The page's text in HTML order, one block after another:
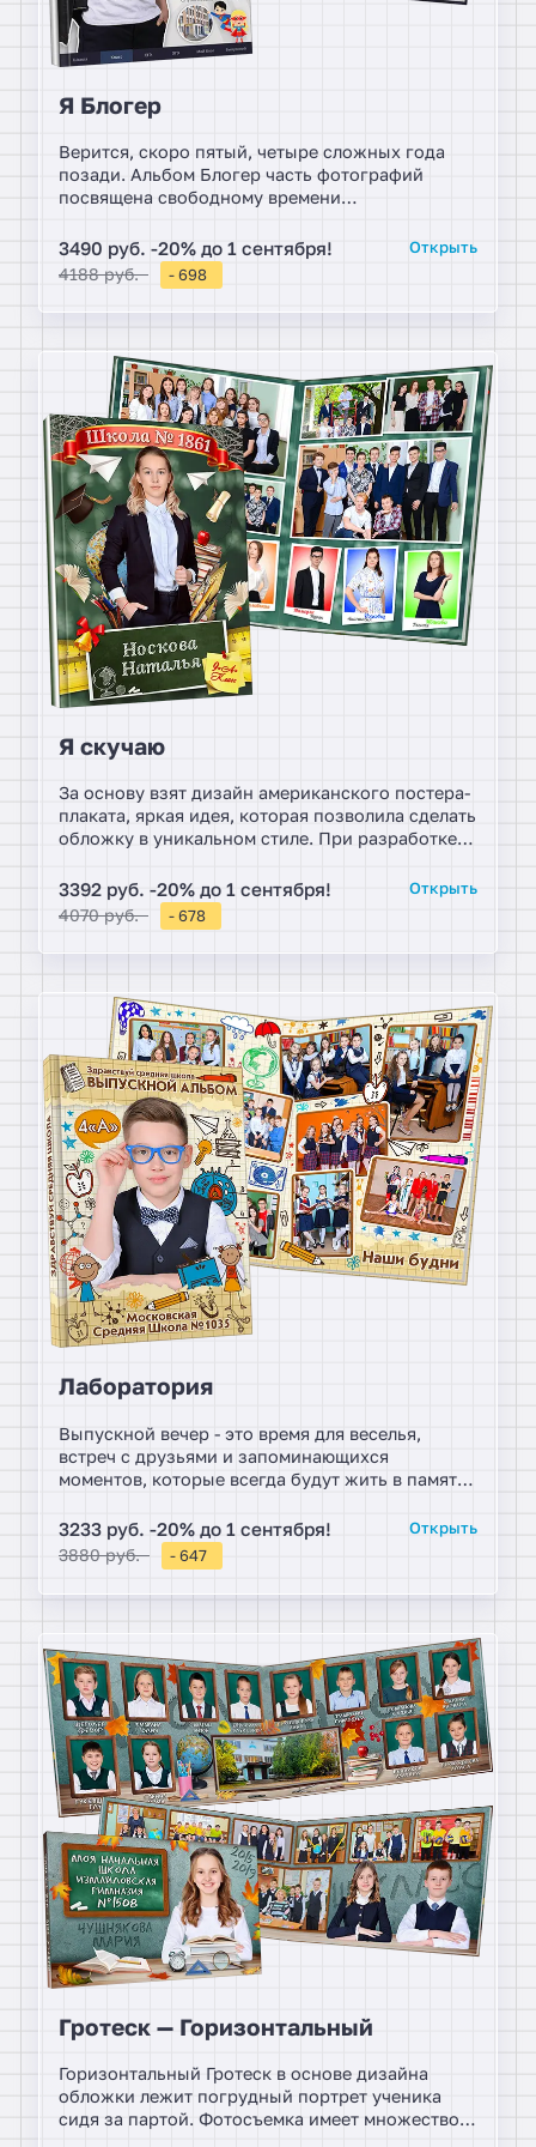
Я Блогер
Верится, скоро пятый, четыре сложных года
позади. Альбом Блогер часть фотографий
посвящена свободному времени
фотографируются для своего альбома в родной
форме. Дома место на стуле, где стоит
свидетельство здоровья, каждый день и
каждый час.
3490 руб. -20% до 1 сентября!
4188 руб. - 698
Открыть
Я скучаю
За основу взят дизайн американского постера-
плаката, яркая идея, которая позволила сделать
обложку в уникальном стиле. При разработке
Портретируемые держат в руках предметы
своего хобби. Яркий, свежий, добрый.
3392 руб. -20% до 1 сентября!
4070 руб. - 678
Открыть
Лаборатория
Выпускной вечер - это время для веселья,
встреч с друзьями и запоминающихся
моментов, которые всегда будут жить в памяти.
программы.
3233 руб. -20% до 1 сентября!
3880 руб. - 647
Открыть
Гротеск — Горизонтальный
Горизонтальный Гротеск в основе дизайна
обложки лежит погрудный портрет ученика
сидя за партой. Фотосъемка имеет множество